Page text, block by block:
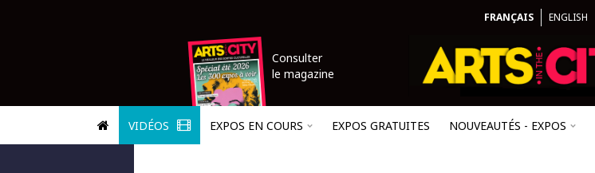
FRANÇAIS ENGLISH
Consulter
le magazine
VIDÉOS EXPOS EN COURS EXPOS GRATUITES NOUVEAUTÉS - EXPOS